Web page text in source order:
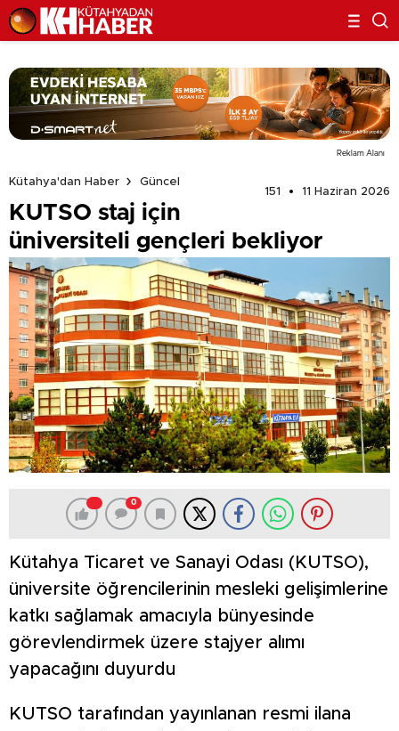
Reklam Alanı
Kütahya'dan Haber
Güncel
151
11 Haziran 2026
KUTSO staj için
üniversiteli gençleri bekliyor
0
Kütahya Ticaret ve Sanayi Odası (KUTSO),
üniversite öğrencilerinin mesleki gelişimlerine
katkı sağlamak amacıyla bünyesinde
görevlendirmek üzere stajyer alımı
yapacağını duyurdu
KUTSO tarafından yayınlanan resmi ilana